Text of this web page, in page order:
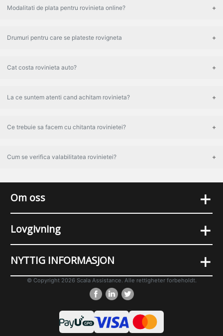
Modalitati de plata pentru rovinieta online?
Drumuri pentru care se plateste rovigneta
Cat costa rovinieta auto?
La ce suntem atenti cand achitam rovinieta?
Ce trebuie sa facem cu chitanta rovinietei?
Cum se verifica valabilitatea rovinietei?
Om oss +
Lovgivning +
NYTTIG INFORMASJON +
© Copyright 2026 Scala Assistance. Alle rettigheter forbeholdt.